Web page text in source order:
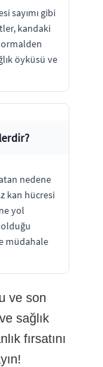
sayımı gibi
kandaki
öyküsü ve
nedene
kan hücresi
yol
müdahale
ve son
sağlık
fırsatını